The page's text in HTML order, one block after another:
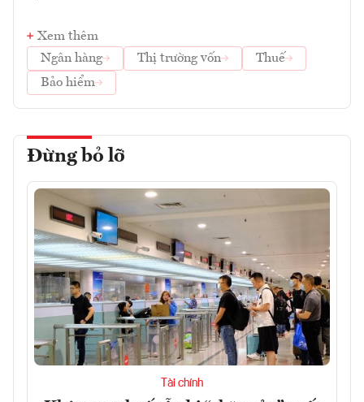
Xem thêm
Ngân hàng
Thị trường vốn
Thuế
Bảo hiểm
Đừng bỏ lỡ
Tài chính